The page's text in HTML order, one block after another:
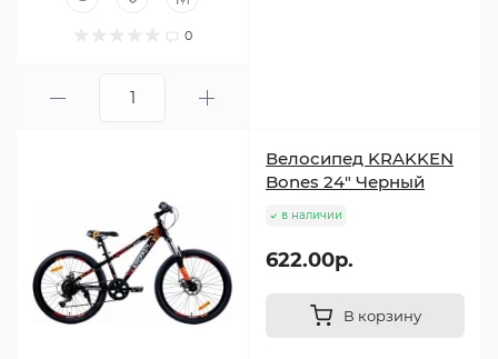
0
Велосипед KRAKKEN
Bones 24" Черный
в наличии
622.00р.
В корзину